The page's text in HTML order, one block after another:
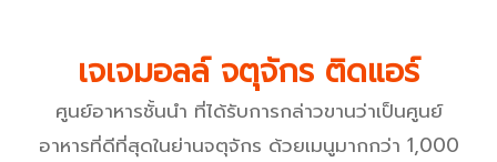
เจเจมอลล์ จตุจักร ติดแอร์
ศูนย์อาหารชั้นนำ ที่ได้รับการกล่าวขานว่าเป็นศูนย์
อาหารที่ดีที่สุดในย่านจตุจักร ด้วยเมนูมากกว่า 1,000